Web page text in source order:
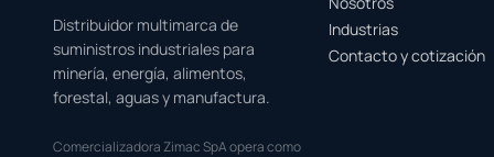
Distribuidor multimarca de
suministros industriales para
minería, energía, alimentos,
forestal, aguas y manufactura.
Comercializadora Zimac SpA opera como
Industrias
Contacto y cotización